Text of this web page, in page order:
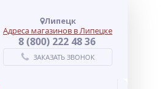
Липецк
Адреса магазинов в Липецке
8 (800) 222 48 36
ЗАКАЗАТЬ ЗВОНОК